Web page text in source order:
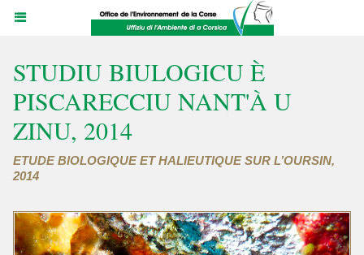
STUDIU BIULOGICU È
PISCARECCIU NANT'À U
ZINU, 2014
ETUDE BIOLOGIQUE ET HALIEUTIQUE SUR L’OURSIN,
2014